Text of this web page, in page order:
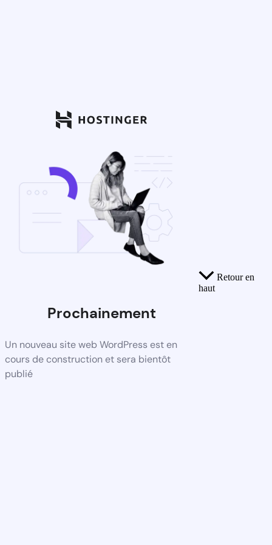
Prochainement
Un nouveau site web WordPress est en
cours de construction et sera bientôt
publié
Retour en
haut